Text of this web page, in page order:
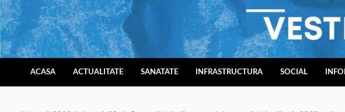
Skip
to
content
ACASA ACTUALITATE SANATATE INFRASTRUCTURA SOCIAL